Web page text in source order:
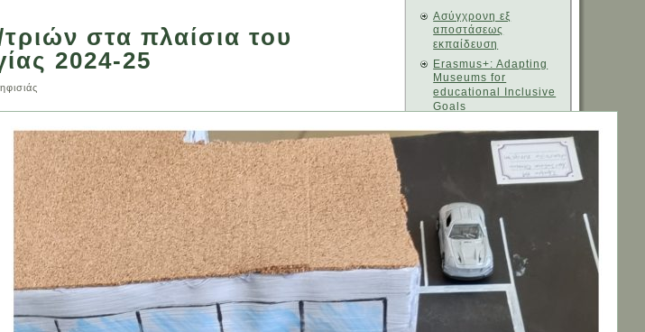
στα πλαίσια του
2024-25
Aσύγχρονη εξ
αποστάσεως
εκπαίδευση
Erasmus+: Adapting
Museums for
educational Inclusive
Goals
Inclusion Through
Educational 3D-
eTwinning Project
2023-24: The
Amplified Blue Planet
eΤwinning Project
2023-24 "My city, my
region, my country"
Model United Nations
(MUN)